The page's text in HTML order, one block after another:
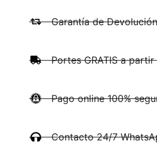
Garantía de
Portes GRATIS a
Pago online 100%
Contacto 24/7